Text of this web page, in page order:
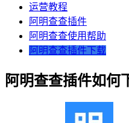
运营教程
阿明查查插件
阿明查查使用帮助
阿明查查插件下载
阿明查查插件如何